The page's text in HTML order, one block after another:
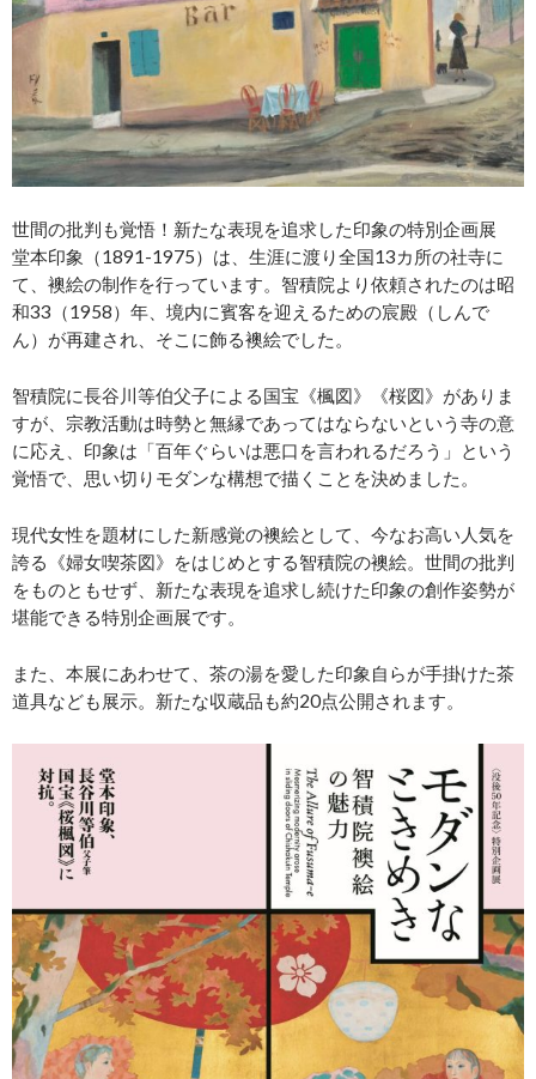
世間の批判も覚悟！新たな表現を追求した印象の特別企画展
堂本印象（1891-1975）は、生涯に渡り全国13カ所の社寺に
て、襖絵の制作を行っています。智積院より依頼されたのは昭
和33（1958）年、境内に賓客を迎えるための宸殿（しんで
ん）が再建され、そこに飾る襖絵でした。
智積院に長谷川等伯父子による国宝《楓図》《桜図》がありま
すが、宗教活動は時勢と無縁であってはならないという寺の意
に応え、印象は「百年ぐらいは悪口を言われるだろう」という
覚悟で、思い切りモダンな構想で描くことを決めました。
現代女性を題材にした新感覚の襖絵として、今なお高い人気を
誇る《婦女喫茶図》をはじめとする智積院の襖絵。世間の批判
をものともせず、新たな表現を追求し続けた印象の創作姿勢が
堪能できる特別企画展です。
また、本展にあわせて、茶の湯を愛した印象自らが手掛けた茶
道具なども展示。新たな収蔵品も約20点公開されます。